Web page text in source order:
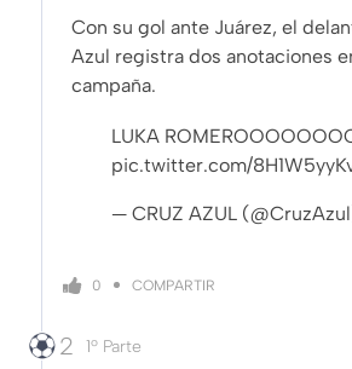
Con su gol ante Juárez, el
Azul registra dos anotaciones
campaña.
LUKA
pic.twitter.com/
— CRUZ AZUL
0 COMPARTIR
2 1º Parte